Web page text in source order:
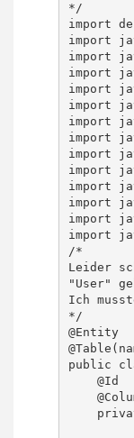
*/
import
import
import
import
import
import
import
import
import
import
import
import
import
import
/*
Leider
"User"
Ich
*/
@Entity
public
    @Id